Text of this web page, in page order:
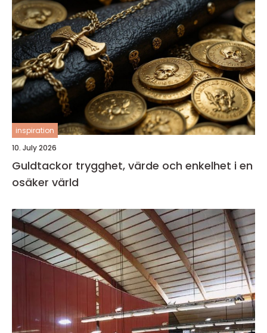
inspiration
10. July 2026
Guldtackor trygghet, värde och enkelhet i en
osäker värld